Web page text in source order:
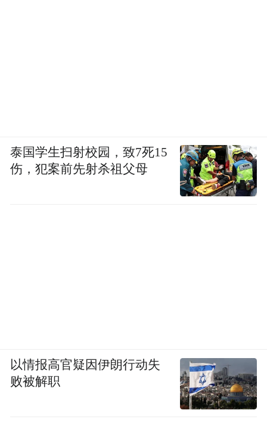
泰国学生扫射校园，致7死15
伤，犯案前先射杀祖父母
以情报高官疑因伊朗行动失
败被解职